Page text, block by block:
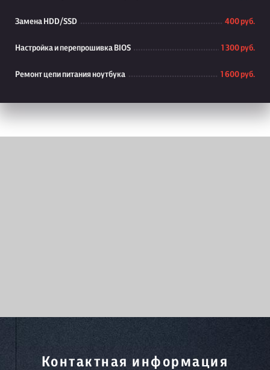
Замена HDD/SSD 400 руб.
Настройка и перепрошивка BIOS 1 300 руб.
Ремонт цепи питания ноутбука 1 600 руб.
Контактная информация